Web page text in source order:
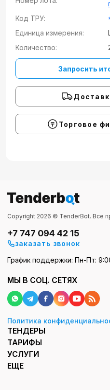
Код ТРУ:
Единица измерения:
Количество:
Запросить
Торговое
Copyright 2026 © TenderBot. Все
+7 747 094 42 15
заказать звонок
График поддержки: Пн-Пт:
МЫ В СОЦ. СЕТЯХ
Политика
ТЕНДЕРЫ
ТАРИФЫ
УСЛУГИ
ЕЩЕ